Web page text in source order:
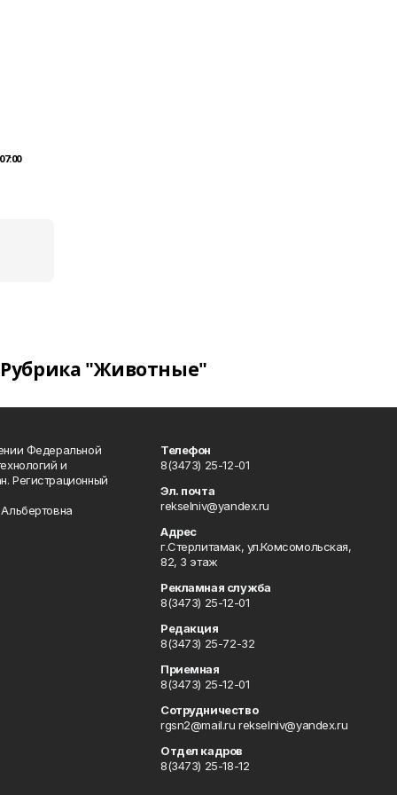
Рубрика "Животные"
Федеральной
и
Регистрационный
Телефон
8(3473) 25-12-01
Эл. почта
rekselniv@yandex.ru
Адрес
г.Стерлитамак, ул.Комсомольская,
82, 3 этаж
Рекламная служба
8(3473) 25-12-01
Редакция
8(3473) 25-72-32
Приемная
8(3473) 25-12-01
Сотрудничество
rgsn2@mail.ru rekselniv@yandex.ru
Отдел кадров
8(3473) 25-18-12